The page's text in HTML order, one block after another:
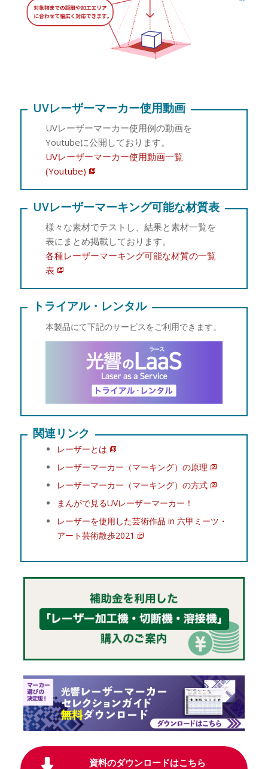
UVレーザーマーカー使用動画
UVレーザーマーカー使用例の動画を
Youtubeに公開しております。
UVレーザーマーカー使用動画一覧
(Youtube)
UVレーザーマーキング可能な材質表
様々な素材でテストし、結果と素材一覧を
表にまとめ掲載しております。
各種レーザーマーキング可能な材質の一覧
表
トライアル・レンタル
本製品にて下記のサービスをご利用できます。
関連リンク
レーザーとは
レーザーマーカー（マーキング）の原理
レーザーマーカー（マーキング）の方式
まんがで見るUVレーザーマーカー！
レーザーを使用した芸術作品 in 六甲ミーツ・
アート芸術散歩2021
資料のダウンロードはこちら